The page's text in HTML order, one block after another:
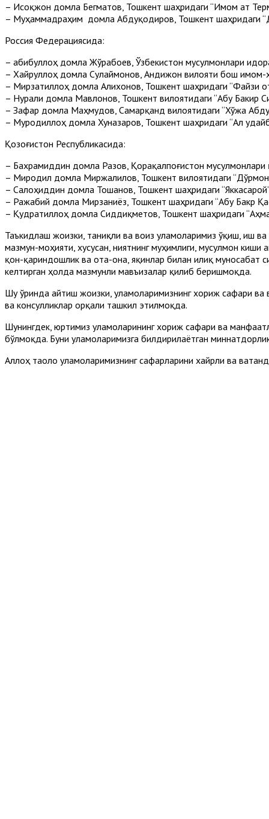
– Исоқжон домла Бегматов, Тошкент шаҳридаги “Имом ат
– Муҳаммадраҳим домла Абдуқодиров, Тошкент шаҳридаги
Россия Федерациясида:
– Ҳабибуллоҳ домла Жўрабоев, Ўзбекистон мусулмонлари
– Хайруллоҳ домла Сулаймонов, Андижон вилояти бош имом-
– Мирзатиллоҳ домла Алихонов, Тошкент шаҳридаги “Файзи
– Нурали домла Мавлонов, Тошкент вилоятидаги “Абу Бакир
– Зафар домла Маҳмудов, Самарқанд вилоятидаги “Хўжа
– Муродиллоҳ домла Хуназаров, Тошкент шаҳридаги “Ал
Қозоғистон Республикасида:
– Бахрамиддин домла Разов, Қорақалпоғистон мусулмонлари
– Миродил домла Миржалилов, Тошкент вилоятидаги
– Салоҳиддин домла Тошанов, Тошкент шаҳридаги
– Ражабий домла Мирзаниёз, Тошкент шаҳридаги “Абу Бакр
– Қудратиллоҳ домла Сиддиқметов, Тошкент шаҳридаги
Таъкидлаш жоизки, таниқли ва воиз уламоларимиз ўқиш, иш
мазмун-моҳияти, хусусан, ниятнинг муҳимлиги, мусулмон
қон-қариндошлик ва ота-она, яқинлар билан илиқ муносабат
келтирган ҳолда мазмунли мавъизалар қилиб беришмоқда.
Шу ўринда айтиш жоизки, уламоларимизнинг хориж сафари
ва консулликлар орқали ташкил этилмоқда.
Шунингдек, юртимиз уламоларининг хориж сафари ва
бўлмоқда. Буни уламоларимизга билдирилаётган
Аллоҳ таоло уламоларимизнинг сафарларини хайрли ва